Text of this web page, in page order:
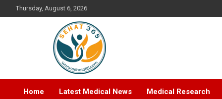
to
Thursday, August 6, 2026
Sehat365
Your's Complete Health Guide
Home
Latest Medical News Medical Research